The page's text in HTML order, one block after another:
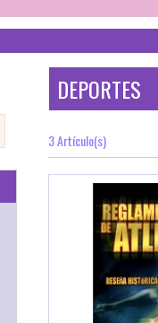
DEPORTES
3 Artículo(s)